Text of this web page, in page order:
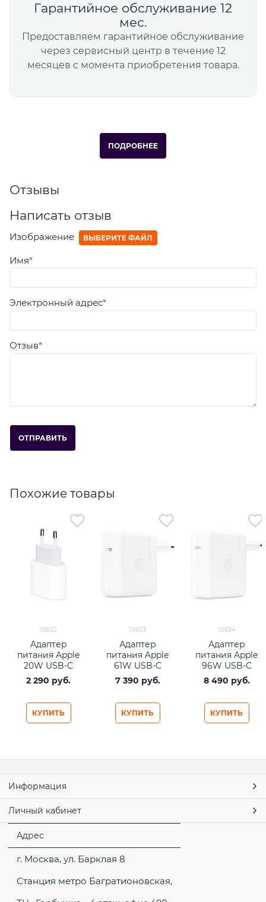
Гарантийное обслуживание 12
мес.
Предоставляем гарантийное обслуживание
через сервисный центр в течение 12
месяцев с момента приобретения товара.
ПОДРОБНЕЕ
Отзывы
Написать отзыв
Изображение ВЫБЕРИТЕ ФАЙЛ
Имя
Электронный адрес
Отзыв
Похожие товары
10632
Адаптер
питания Apple
20W USB-C
Power Adapter
2 290 руб.
КУПИТЬ
10633
Адаптер
питания Apple
61W USB-C
Power Adapter
7 390 руб.
КУПИТЬ
10634
Адаптер
питания Apple
96W USB-C
Power Adapter
8 490 руб.
КУПИТЬ
Информация
Личный кабинет
Адрес
г. Москва, ул. Барклая 8
Станция метро Багратионовская,